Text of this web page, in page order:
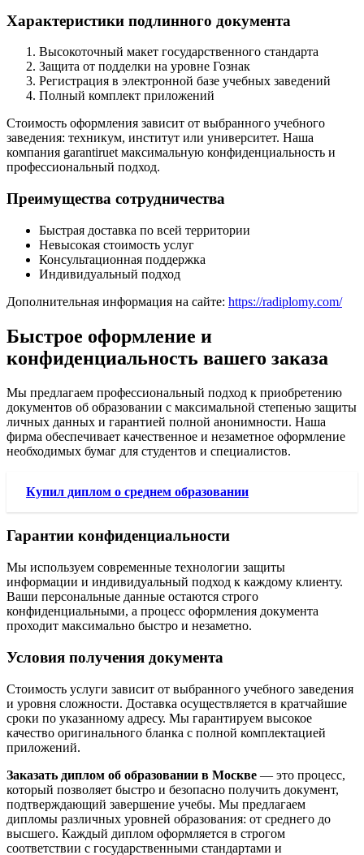
Характеристики подлинного документа
Высокоточный макет государственного стандарта
Защита от подделки на уровне Гознак
Регистрация в электронной базе учебных заведений
Полный комплект приложений
Стоимость оформления зависит от выбранного учебного
заведения: техникум, институт или университет. Наша
компания garantiruet максимальную конфиденциальность и
профессиональный подход.
Преимущества сотрудничества
Быстрая доставка по всей территории
Невысокая стоимость услуг
Консультационная поддержка
Индивидуальный подход
Дополнительная информация на сайте: https://radiplomy.com/
Быстрое оформление и
конфиденциальность вашего заказа
Мы предлагаем профессиональный подход к приобретению
документов об образовании с максимальной степенью защиты
личных данных и гарантией полной анонимности. Наша
фирма обеспечивает качественное и незаметное оформление
необходимых бумаг для студентов и специалистов.
Купил диплом о среднем образовании
Гарантии конфиденциальности
Мы используем современные технологии защиты
информации и индивидуальный подход к каждому клиенту.
Ваши персональные данные остаются строго
конфиденциальными, а процесс оформления документа
проходит максимально быстро и незаметно.
Условия получения документа
Стоимость услуги зависит от выбранного учебного заведения
и уровня сложности. Доставка осуществляется в кратчайшие
сроки по указанному адресу. Мы гарантируем высокое
качество оригинального бланка с полной комплектацией
приложений.
Заказать диплом об образовании в Москве — это процесс,
который позволяет быстро и безопасно получить документ,
подтверждающий завершение учебы. Мы предлагаем
дипломы различных уровней образования: от среднего до
высшего. Каждый диплом оформляется в строгом
соответствии с государственными стандартами и